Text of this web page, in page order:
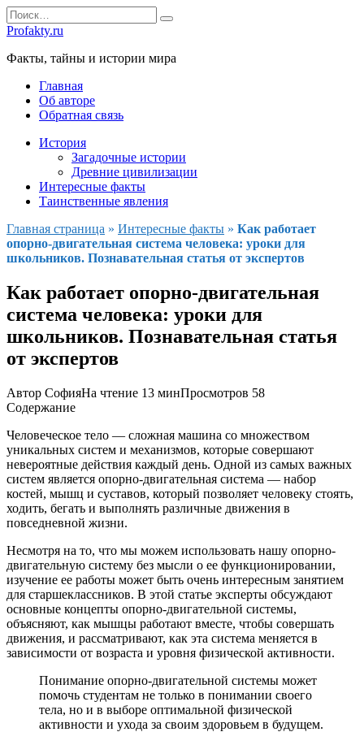
Перейти
к
содержанию
Search
for:
Profakty.ru
Факты, тайны и истории мира
Главная
Об авторе
Обратная связь
История
Загадочные истории
Древние цивилизации
Интересные факты
Таинственные явления
Главная страница » Интересные факты » Как работает
опорно-двигательная система человека: уроки для
школьников. Познавательная статья от экспертов
Как работает опорно-двигательная
система человека: уроки для
школьников. Познавательная статья
от экспертов
Автор СофияНа чтение 13 минПросмотров 58
Содержание
Человеческое тело — сложная машина со множеством
уникальных систем и механизмов, которые совершают
невероятные действия каждый день. Одной из самых важных
систем является опорно-двигательная система — набор
костей, мышц и суставов, который позволяет человеку стоять,
ходить, бегать и выполнять различные движения в
повседневной жизни.
Несмотря на то, что мы можем использовать нашу опорно-
двигательную систему без мысли о ее функционировании,
изучение ее работы может быть очень интересным занятием
для старшеклассников. В этой статье эксперты обсуждают
основные концепты опорно-двигательной системы,
объясняют, как мышцы работают вместе, чтобы совершать
движения, и рассматривают, как эта система меняется в
зависимости от возраста и уровня физической активности.
Понимание опорно-двигательной системы может
помочь студентам не только в понимании своего
тела, но и в выборе оптимальной физической
активности и ухода за своим здоровьем в будущем.